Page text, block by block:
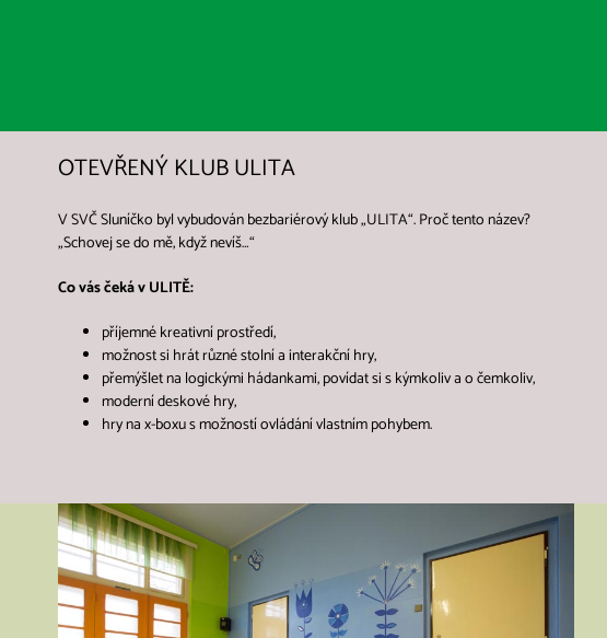
OTEVŘENÝ KLUB ULITA
V SVČ Sluníčko byl vybudován bezbariérový klub „ULITA“. Proč tento název?
„Schovej se do mě, když nevíš…“
Co vás čeká v ULITĚ:
příjemné kreativní prostředí,
možnost si hrát různé stolní a interakční hry,
přemýšlet na logickými hádankami, povídat si s kýmkoliv a o čemkoliv,
moderní deskové hry,
hry na x-boxu s možností ovládání vlastním pohybem.